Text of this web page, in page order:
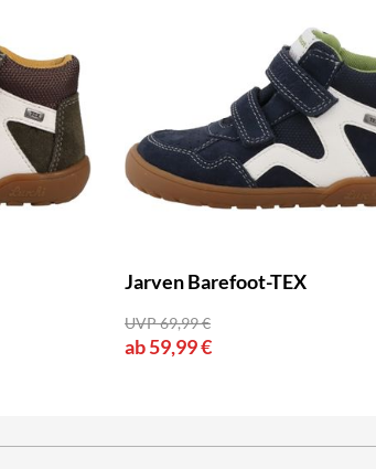
Jarven Barefoot-TEX
UVP 69,99 €
ab 59,99 €